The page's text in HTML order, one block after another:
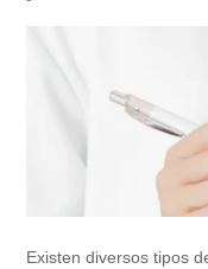
Existen diversos tipos